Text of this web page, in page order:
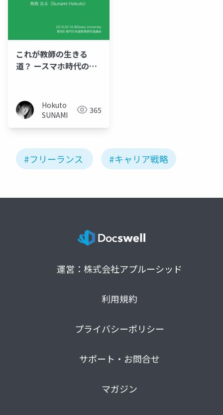
これが教師の生きる
道？ ースマホ時代のこ
Hokuto
SUNAMI
365
#フリーランス #キャリア戦略
運営：株式会社アプルーシッド
利用規約
プライバシーポリシー
サポート・お問合せ
マガジン